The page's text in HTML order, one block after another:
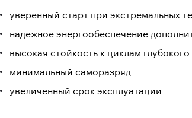
уверенный старт при экстремальных
надежное энергообеспечение
высокая стойкость к циклам
минимальный саморазряд
увеличенный срок эксплуатации